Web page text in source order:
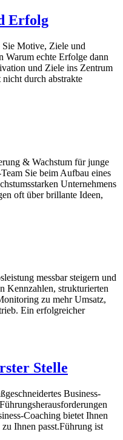
Erfolg
Motive, Ziele und
Warum echte Erfolge dann
und Ziele ins Zentrum
durch abstrakte
& Wachstum für junge
Sie beim Aufbau eines
Unternehmens
oft über brillante Ideen,
messbar steigern und
Kennzahlen, strukturierten
zu mehr Umsatz,
Ein erfolgreicher
Stelle
Business-
Coaching bietet Ihnen
Ihnen passt.Führung ist